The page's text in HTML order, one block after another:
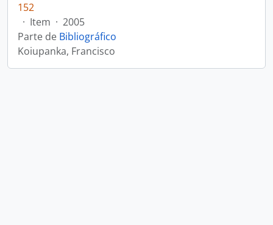
152
· Item · 2005
Parte de Bibliográfico
Koiupanka, Francisco